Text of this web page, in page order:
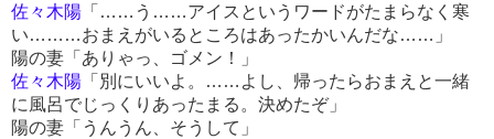
佐々木陽 「……う……アイスというワードがたまらなく寒
い………おまえがいるところはあったかいんだな……」
陽の妻「ありゃっ、ゴメン！」
佐々木陽 「別にいいよ。……よし、帰ったらおまえと一緒
に風呂でじっくりあったまる。決めたぞ」
陽の妻「うんうん、そうして」